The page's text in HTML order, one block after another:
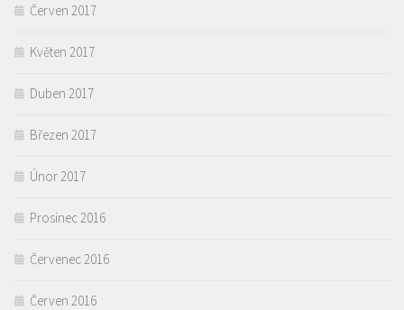
Červen 2017
Květen 2017
Duben 2017
Březen 2017
Únor 2017
Prosinec 2016
Červenec 2016
Červen 2016